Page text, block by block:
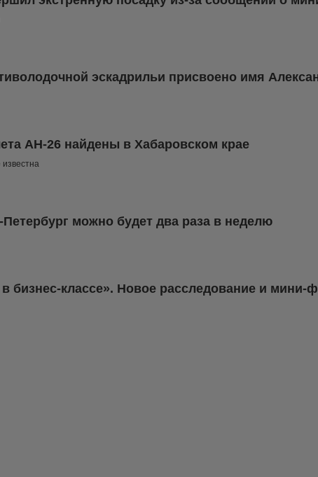
эскадрильи присвоено имя
АН-26 найдены в Хабаровском крае
можно будет два раза в неделю
бизнес-классе». Новое расследование и